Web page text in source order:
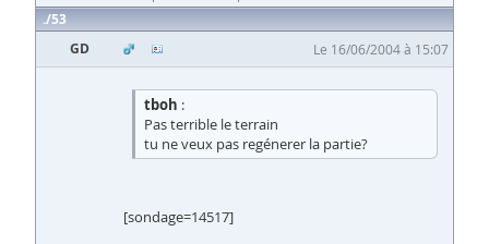
53
GD
Le 16/06/2004 à 15:07
tboh :
Pas terrible le terrain
tu ne veux pas regénerer la partie?
[sondage=14517]